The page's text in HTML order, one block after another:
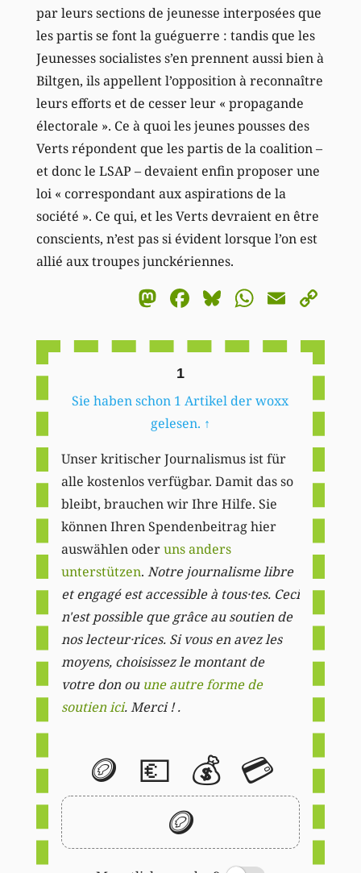
par leurs sections de jeunesse interposées que
les partis se font la guéguerre : tandis que les
Jeunesses socialistes s’en prennent aussi bien à
Biltgen, ils appellent l’opposition à reconnaître
leurs efforts et de cesser leur « propagande
électorale ». Ce à quoi les jeunes pousses des
Verts répondent que les partis de la coalition –
et donc le LSAP – devaient enfin proposer une
loi « correspondant aux aspirations de la
société ». Ce qui, et les Verts devraient en être
conscients, n’est pas si évident lorsque l’on est
allié aux troupes junckériennes.
Mastodon
Facebook
BlueskyEmail
1
Sie haben schon 1 Artikel der woxx
gelesen. ↑
Unser kritischer Journalismus ist für
alle kostenlos verfügbar. Damit das so
bleibt, brauchen wir Ihre Hilfe. Sie
können Ihren Spendenbeitrag hier
auswählen oderuns anders
unterstützen. Notre journalisme libre
et engagé est accessible à tous·tes. Ceci
n'est possible que grâce au soutien de
nos lecteur·rices. Si vous en avez les
moyens, choisissez le montant de
votre don ou une autre forme de
soutien ici. Merci ! .
🪙 💶 💰 💳
🪙